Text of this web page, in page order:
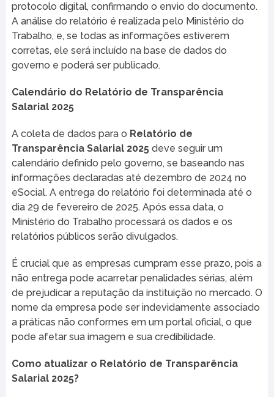
protocolo digital, confirmando o envio do documento.
A análise do relatório é realizada pelo Ministério do
Trabalho, e, se todas as informações estiverem
corretas, ele será incluído na base de dados do
governo e poderá ser publicado.
Calendário do Relatório de Transparência
Salarial 2025
A coleta de dados para o Relatório de
Transparência Salarial 2025deve seguir um
calendário definido pelo governo, se baseando nas
informações declaradas até dezembro de 2024 no
eSocial. A entrega do relatório foi determinada até o
dia 29 de fevereiro de 2025. Após essa data, o
Ministério do Trabalho processará os dados e os
relatórios públicos serão divulgados.
É crucial que as empresas cumpram esse prazo, pois a
não entrega pode acarretar penalidades sérias, além
de prejudicar a reputação da instituição no mercado. O
nome da empresa pode ser indevidamente associado
a práticas não conformes em um portal oficial, o que
pode afetar sua imagem e sua credibilidade.
Como atualizar o Relatório de Transparência
Salarial 2025?